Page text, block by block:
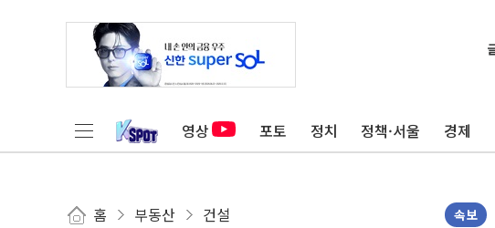
영상 포토 정치 정책·서울 경제
홈 부동산 건설 속보